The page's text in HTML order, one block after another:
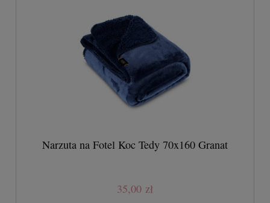
Narzuta na Fotel Koc Tedy 70x160 Granat
35,00 zł